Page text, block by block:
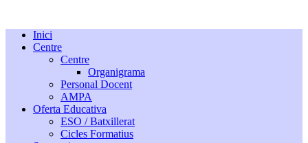
Inici
Centre
Centre
Organigrama
Personal Docent
AMPA
Oferta Educativa
ESO / Batxillerat
Cicles Formatius